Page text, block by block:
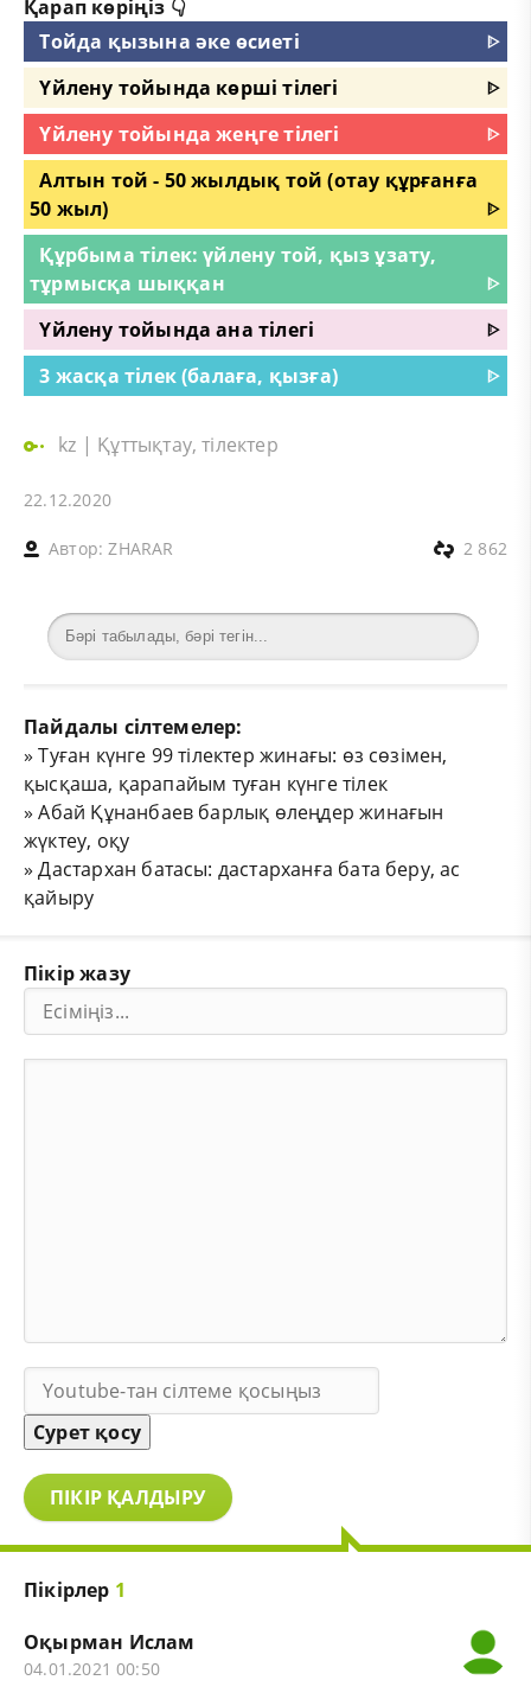
Қарап көріңіз 👇
Тойда қызына әке өсиеті
ᐈ
Үйлену тойында көрші тілегі
ᐈ
Үйлену тойында жеңге тілегі
ᐈ
Алтын той - 50 жылдық той (отау құрғанға
50 жыл)
ᐈ
Құрбыма тілек: үйлену той, қыз ұзату,
тұрмысқа шыққан
ᐈ
Үйлену тойында ана тілегі
ᐈ
3 жасқа тілек (балаға, қызға)
ᐈ
kz | Құттықтау, тілектер
22.12.2020
Автор:ZHARAR 2 862
Пайдалы сілтемелер:
»Туған күнге 99 тілектер жинағы: өз сөзімен,
қысқаша, қарапайым туған күнге тілек
»Абай Құнанбаев барлық өлеңдер жинағын
жүктеу, оқу
»Дастархан батасы: дастарханға бата беру, ас
қайыру
Пікір жазу
Сурет қосу
ПІКІР ҚАЛДЫРУ
Пікірлер 1
Оқырман Ислам
04.01.2021 00:50